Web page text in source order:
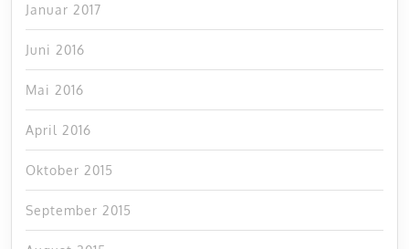
Januar 2017
Juni 2016
Mai 2016
April 2016
Oktober 2015
September 2015